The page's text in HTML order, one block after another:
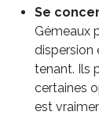
Se
Gémeaux
dispersion
tenant. Ils
certaines
est